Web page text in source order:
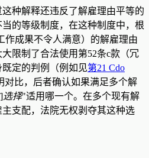
种解释还违反了解雇理由平等的
的等级制度，在这种制度中，根
作成果不令人满意）的解雇理由
限制了合法使用第52条c款（冗
定的判例（例如见第21 Cdo
对比，后者确认如果满足多个解
]选择"适用哪一个。在多个现有解
支配，法院无权剥夺其这种选